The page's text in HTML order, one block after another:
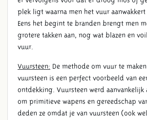
plek ligt waarna men het vuur aanwakkert
Eens het begint te branden brengt men
grotere takken aan, nog wat blazen en
vuur.
Vuursteen: De methode om vuur te
vuursteen is een perfect voorbeeld van
ontdekking. Vuursteen werd
om primitieve wapens en gereedschap
deden ze omdat je van vuursteen (ook